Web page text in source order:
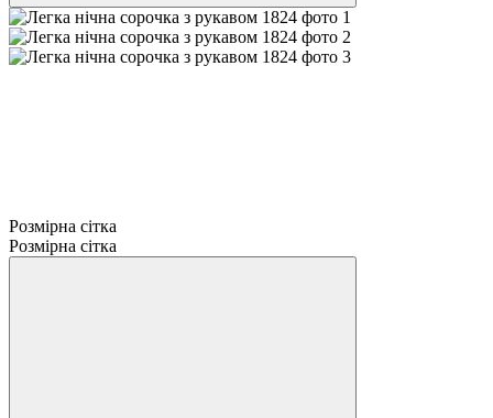
Розмірна сітка
Розмірна сітка